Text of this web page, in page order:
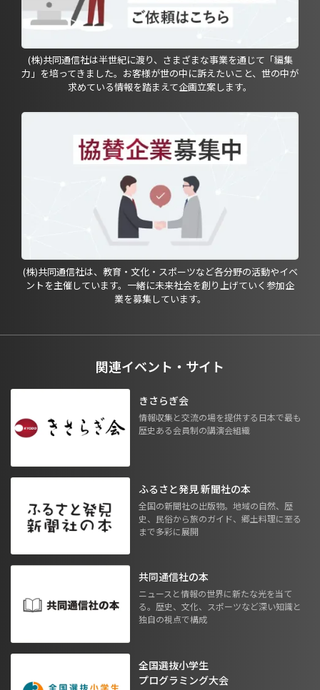
(株)共同通信社は半世紀に渡り、さまざまな事業を通じて「編集
力」を培ってきました。お客様が世の中に訴えたいこと、世の中が
求めている情報を踏まえて企画立案します。
(株)共同通信社は、教育・文化・スポーツなど各分野の活動やイベ
ントを主催しています。一緒に未来社会を創り上げていく参加企
業を募集しています。
関連イベント・サイト
きさらぎ会
情報収集と交流の場を提供する日本で最も
歴史ある会員制の講演会組織
ふるさと発見 新聞社の本
全国の新聞社の出版物。地域の自然、歴
史、民俗から旅のガイド、郷土料理に至る
まで多彩に展開
共同通信社の本
ニュースと情報の世界に新たな光を当て
る。歴史、文化、スポーツなど深い知識と
独自の視点で構成
全国選抜小学生
プログラミング大会